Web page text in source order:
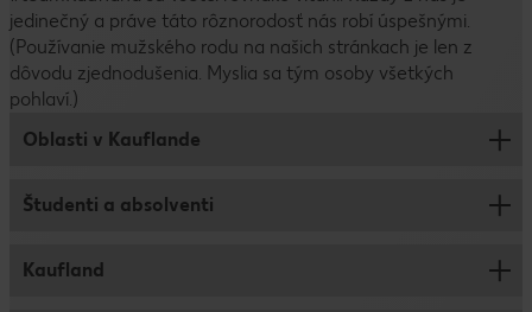
jedinečný a práve táto rôznorodosť nás robí úspešnými.
(Používanie mužského rodu na našich stránkach je len z
dôvodu zjednodušenia. Myslia sa tým osoby všetkých
pohlaví.)
Oblasti v Kauflande
Centrála
Študenti a absolventi
Leadership program
Kaufland